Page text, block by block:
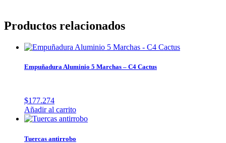
Productos relacionados
Empuñadura Aluminio 5 Marchas – C4 Cactus
$177.274
Añadir al carrito
Tuercas antirrobo